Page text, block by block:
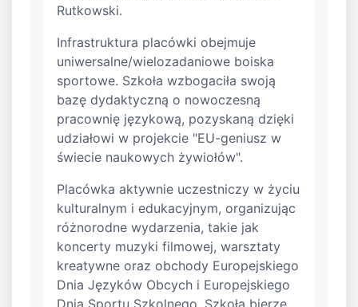
Rutkowski.
Infrastruktura placówki obejmuje
uniwersalne/wielozadaniowe boiska
sportowe. Szkoła wzbogaciła swoją
bazę dydaktyczną o nowoczesną
pracownię językową, pozyskaną dzięki
udziałowi w projekcie "EU-geniusz w
świecie naukowych żywiołów".
Placówka aktywnie uczestniczy w życiu
kulturalnym i edukacyjnym, organizując
różnorodne wydarzenia, takie jak
koncerty muzyki filmowej, warsztaty
kreatywne oraz obchody Europejskiego
Dnia Języków Obcych i Europejskiego
Dnia Sportu Szkolnego. Szkoła bierze